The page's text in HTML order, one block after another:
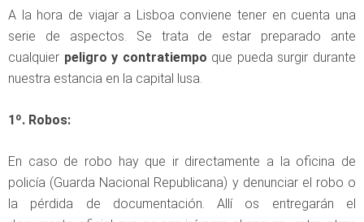
A la hora de viajar a Lisboa conviene tener en cuenta una
serie de aspectos. Se trata de estar preparado ante
cualquier peligro y contratiempo que pueda surgir durante
nuestra estancia en la capital lusa.
1º. Robos:
En caso de robo hay que ir directamente a la oficina de
policía (Guarda Nacional Republicana) y denunciar el robo o
la pérdida de documentación. Allí os entregarán el